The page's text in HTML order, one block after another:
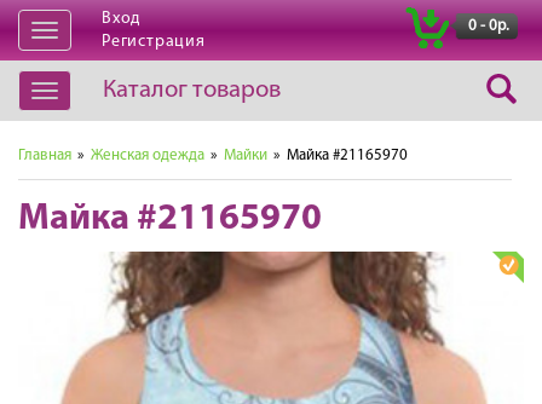
Открыть
навигацию
Вход
Регистрация
0 - 0р.
Открыть
навигацию
Каталог товаров
Главная » Женская одежда » Майки » Майка #21165970
Майка #21165970